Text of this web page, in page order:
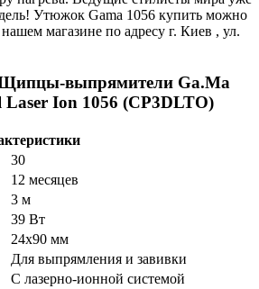
Утюжок Gama 1056 купить можно
магазине по адресу г. Киев , ул.
выпрямители Ga.Ma
Ion 1056 (CP3DLTO)
30
12 месяцев
3 м
39 Вт
24x90 мм
Для выпрямления и завивки
С лазерно-ионной системой